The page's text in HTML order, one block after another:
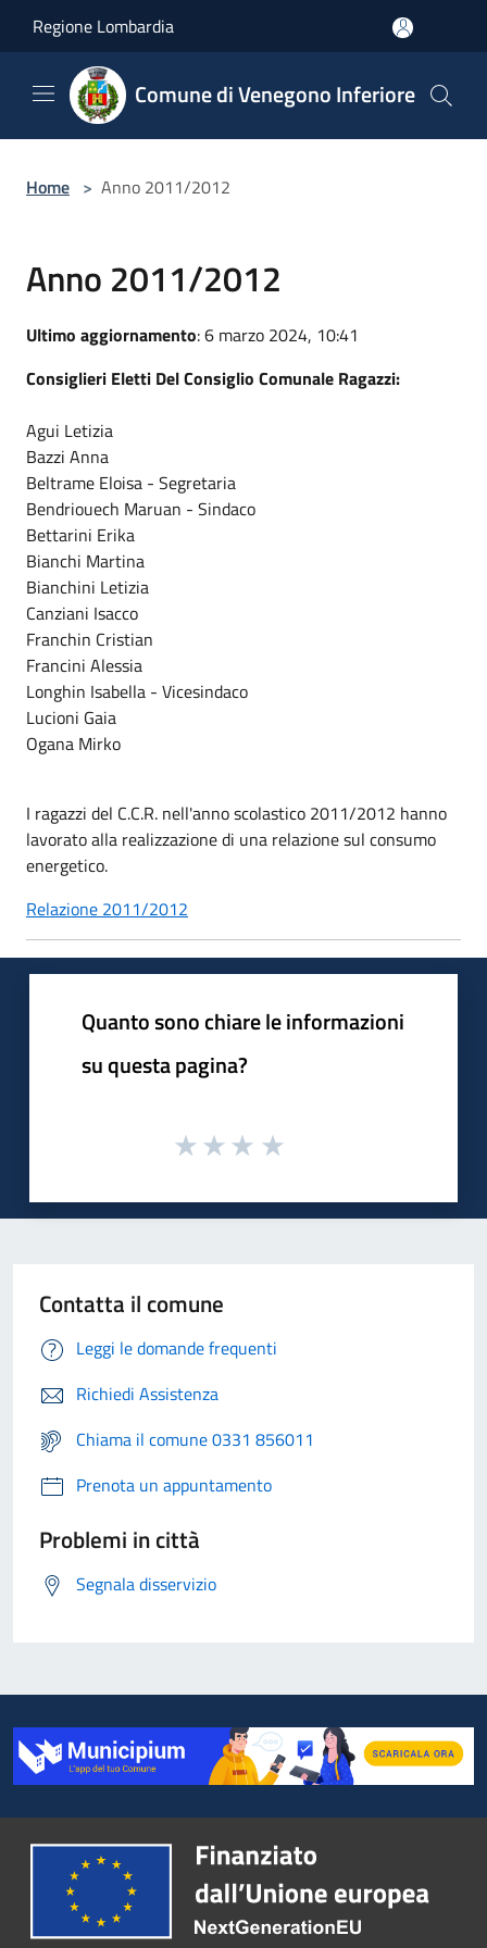
Regione Lombardia
Comune di Venegono Inferiore
Home > Anno 2011/2012
Anno 2011/2012
Ultimo aggiornamento: 6 marzo 2024, 10:41
Consiglieri Eletti Del Consiglio Comunale Ragazzi:
Agui Letizia
Bazzi Anna
Beltrame Eloisa - Segretaria
Bendriouech Maruan - Sindaco
Bettarini Erika
Bianchi Martina
Bianchini Letizia
Canziani Isacco
Franchin Cristian
Francini Alessia
Longhin Isabella - Vicesindaco
Lucioni Gaia
Ogana Mirko
I ragazzi del C.C.R. nell'anno scolastico 2011/2012 hanno
lavorato alla realizzazione di una relazione sul consumo
energetico.
Relazione 2011/2012
Quanto sono chiare le informazioni
su questa pagina?
Contatta il comune
Leggi le domande frequenti
Richiedi Assistenza
Chiama il comune 0331 856011
Prenota un appuntamento
Problemi in città
Segnala disservizio